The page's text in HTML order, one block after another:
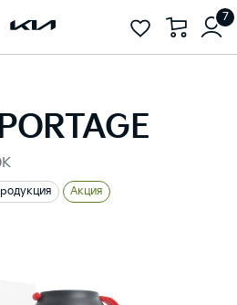
7
Акция